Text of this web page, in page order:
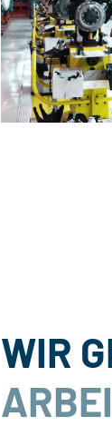
WIR